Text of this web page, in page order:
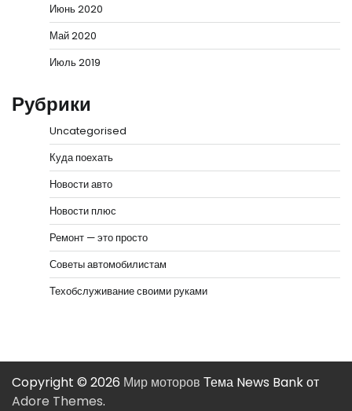
Июнь 2020
Май 2020
Июль 2019
Рубрики
Uncategorised
Куда поехать
Новости авто
Новости плюс
Ремонт — это просто
Советы автомобилистам
Техобслуживание своими руками
Copyright © 2026 Мир моторов Тема News Bank от
Adore Themes.